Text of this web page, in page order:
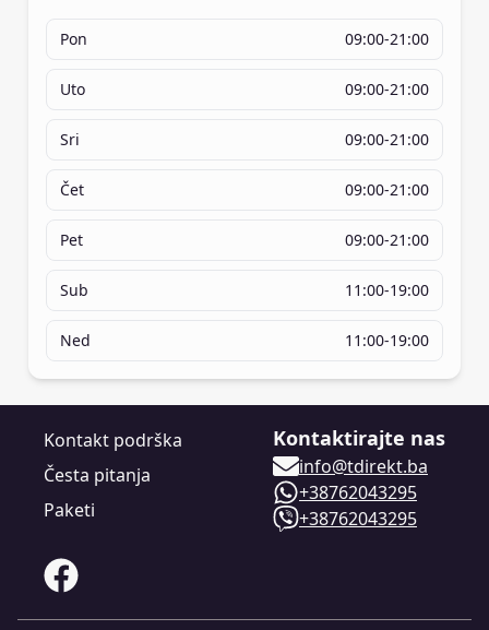
Pon 09:00-21:00
Uto 09:00-21:00
Sri 09:00-21:00
Čet 09:00-21:00
Pet 09:00-21:00
Sub 11:00-19:00
Ned 11:00-19:00
Kontakt podrška
Česta pitanja
Paketi
Kontaktirajte nas
info@tdirekt.ba
+38762043295
+38762043295